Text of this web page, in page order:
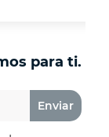
para ti.
Enviar